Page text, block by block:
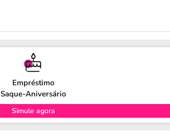
Empréstimo
Saque-Aniversário
Simule agora